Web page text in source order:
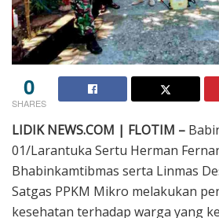
0
SHARES
LIDIK NEWS.COM | FLOTIM –
01/Larantuka Sertu Herman
Bhabinkamtibmas serta Linmas
Satgas PPKM Mikro melakukan
kesehatan terhadap warga yang